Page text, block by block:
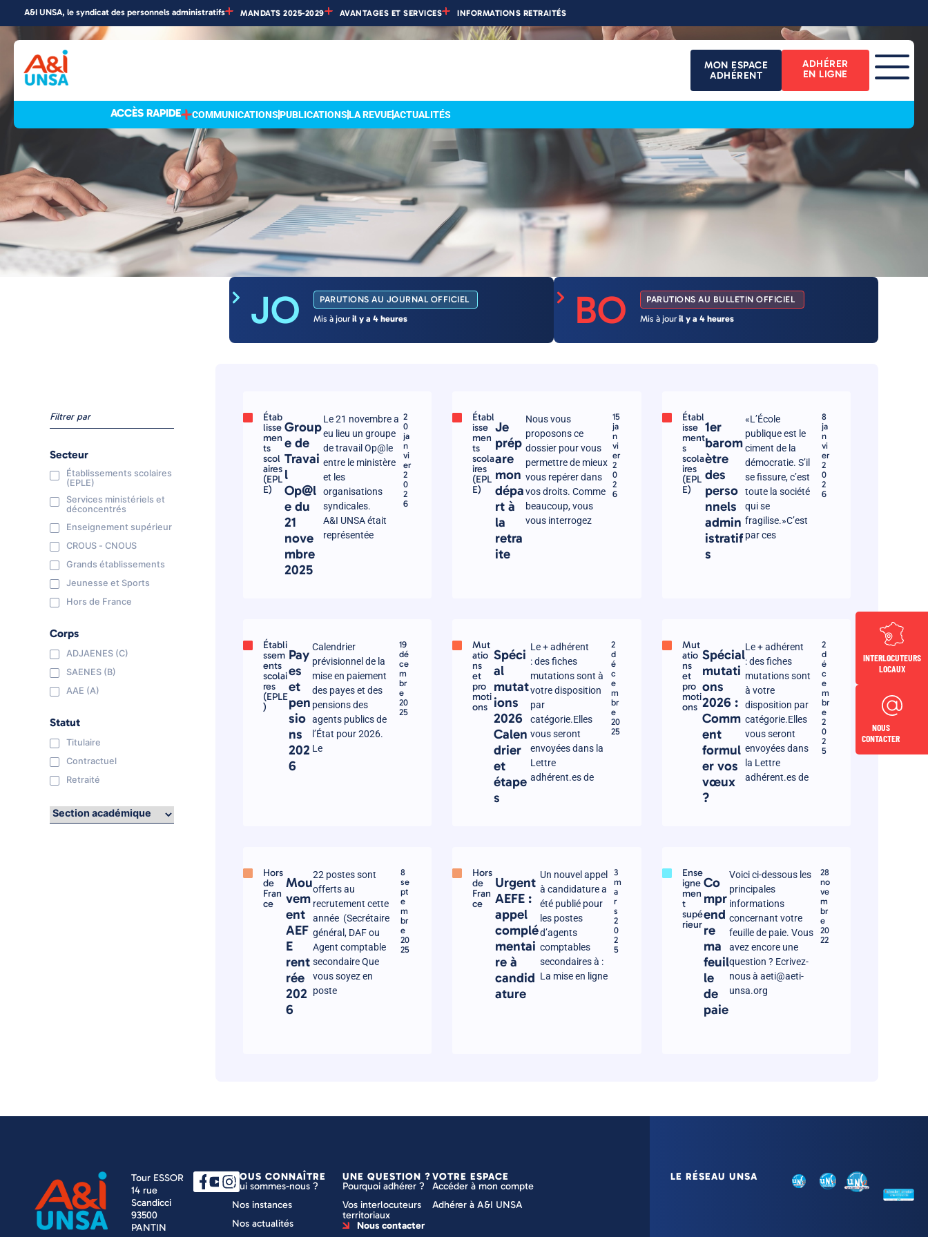
A&I UNSA, le syndicat des personnels administratifs MANDATS 2025-2029 AVANTAGES ET SERVICES INFORMATIONS RETRAITÉS
MON ESPACE
ADHÉRENT
ADHÉRER
EN LIGNE
ACCÈS RAPIDE COMMUNICATIONSPUBLICATIONSLA REVUEACTUALITÉS
Actualités
Filtrer par
Secteur
Établissements scolaires
(EPLE)
Services ministériels et
déconcentrés
Enseignement supérieur
CROUS - CNOUS
Grands établissements
Jeunesse et Sports
Hors de France
Corps
ADJAENES (C)
SAENES (B)
AAE (A)
Statut
Titulaire
Contractuel
Retraité
Étab
lisse
men
ts
scol
aires
(EPL
E)
Group
e de
Travai
l
Op@l
e du
21
nove
mbre
2025
Le 21 novembre a
eu lieu un groupe
de travail Op@le
entre le ministère
et les
organisations
syndicales.
A&I UNSA était
représentée
2
0
ja
n
vi
er
2
0
2
6
Établ
isse
men
ts
scola
ires
(EPL
E)
Je
prép
are
mon
dépa
rt à
la
retra
ite
Nous vous
proposons ce
dossier pour vous
permettre de mieux
vous repérer dans
vos droits. Comme
beaucoup, vous
vous interrogez
15
ja
n
vi
er
2
0
2
6
Établ
isse
ment
s
scola
ires
(EPL
E)
1er
barom
ètre
des
perso
nnels
admin
istratif
s
«L’École
publique est le
ciment de la
démocratie. S’il
se fissure, c’est
toute la société
qui se
fragilise.»C’est
par ces
8
ja
n
vi
er
2
0
2
6
Établi
ssem
ents
scolai
res
(EPLE
)
Pay
es
et
pen
sio
ns
202
6
Calendrier
prévisionnel de la
mise en paiement
des payes et des
pensions des
agents publics de
l’État pour 2026.
Le
19
dé
ce
m
br
e
20
25
Mut
atio
ns
et
pro
moti
ons
Spéci
al
mutat
ions
2026
Calen
drier
et
étape
s
Le + adhérent
: des fiches
mutations sont à
votre disposition
par
catégorie.Elles
vous seront
envoyées dans la
Lettre
adhérent.es de
2
d
é
c
e
m
br
e
20
25
Mut
atio
ns
et
pro
moti
ons
Spécial
mutati
ons
2026 :
Comm
ent
formul
er vos
vœux
?
Le + adhérent
: des fiches
mutations sont
à votre
disposition par
catégorie.Elles
vous seront
envoyées dans
la Lettre
adhérent.es de
2
d
é
c
e
m
br
e
2
0
2
5
Hors
de
Fran
ce
Mou
vem
ent
AEF
E
rent
rée
202
6
22 postes sont
offerts au
recrutement cette
année (Secrétaire
général, DAF ou
Agent comptable
secondaire Que
vous soyez en
poste
8
se
pt
e
m
br
e
20
25
Hors
de
Fran
ce
Urgent
AEFE :
appel
complé
mentai
re à
candid
ature
Un nouvel appel
à candidature a
été publié pour
les postes
d’agents
comptables
secondaires à :
La mise en ligne
3
m
a
r
s
2
0
2
5
Ense
igne
men
t
supé
rieur
Co
mpr
end
re
ma
feuil
le
de
paie
Voici ci-dessous les
principales
informations
concernant votre
feuille de paie. Vous
avez encore une
question ? Ecrivez-
nous à aeti@aeti-
unsa.org
28
no
ve
m
br
e
20
22
JO
PARUTIONS AU JOURNAL OFFICIEL
Mis à jouril y a 4 heures BO
PARUTIONS AU BULLETIN OFFICIEL
Mis à jouril y a 4 heures
Tour ESSOR
14 rue
Scandicci
93500
PANTIN
NOUS CONNAÎTRE
Qui sommes-nous ?
Nos instances
Nos actualités
UNE QUESTION ?
Pourquoi adhérer ?
Vos interlocuteurs
territoriaux
Nous contacter
VOTRE ESPACE
Accéder à mon compte
Adhérer à A&I UNSA
LE RÉSEAU UNSA
INTERLOCUTEURS
LOCAUX
NOUS
CONTACTER